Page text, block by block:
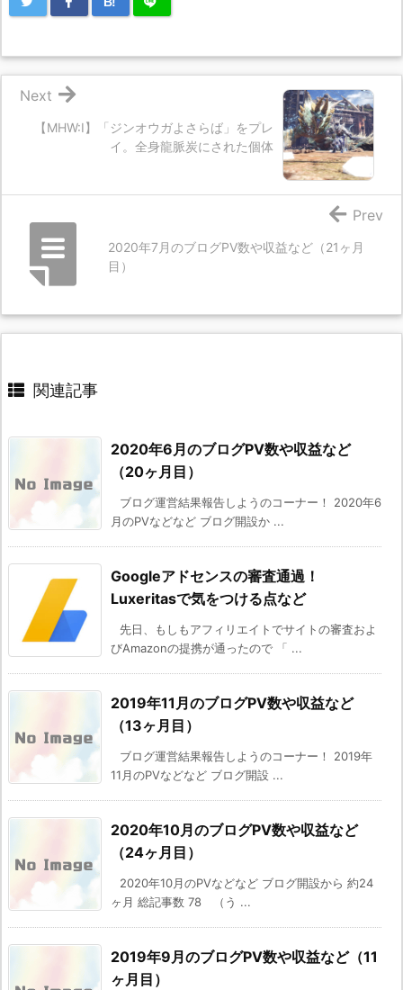
【MHW:I】「ジンオウガよさらば」をプレ
イ。全身龍脈炭にされた個体
Next
2020年7月のブログPV数や収益など（21ヶ月
目）
Prev
関連記事
2020年6月のブログPV数や収益など
（20ヶ月目）
ブログ運営結果報告しようのコーナー！ 2020年6
月のPVなどなど ブログ開設か ...
Googleアドセンスの審査通過！
Luxeritasで気をつける点など
先日、もしもアフィリエイトでサイトの審査およ
びAmazonの提携が通ったので 「 ...
2019年11月のブログPV数や収益など
（13ヶ月目）
ブログ運営結果報告しようのコーナー！ 2019年
11月のPVなどなど ブログ開設 ...
2020年10月のブログPV数や収益など
（24ヶ月目）
2020年10月のPVなどなど ブログ開設から 約24
ヶ月 総記事数 78 （う ...
2019年9月のブログPV数や収益など（11
ヶ月目）